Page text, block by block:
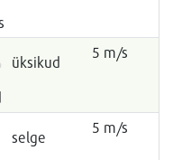
üksikud
5 m/s
selge
5 m/s